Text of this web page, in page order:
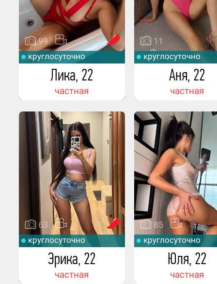
круглосуточно
Лика, 22
частная
99
круглосуточно
Аня, 22
частная
11
круглосуточно
Эрика, 22
частная
63
круглосуточно
Юля, 22
частная
85